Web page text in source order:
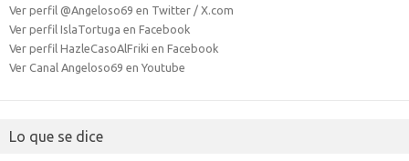
Ver perfil @Angeloso69 en Twitter / X.com
Ver perfil IslaTortuga en Facebook
Ver perfil HazleCasoAlFriki en Facebook
Ver Canal Angeloso69 en Youtube
Lo que se dice